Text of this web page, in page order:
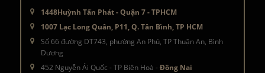
1448Huỳnh Tấn Phát - Quận 7 - TPHCM
1007 Lạc Long Quân, P11, Q. Tân Bình, TP HCM
Số 66 đường DT743, phường An Phú, TP Thuận An, Bình
Dương
452 Nguyễn Ái Quốc - TP Biên Hoà -Đồng Nai